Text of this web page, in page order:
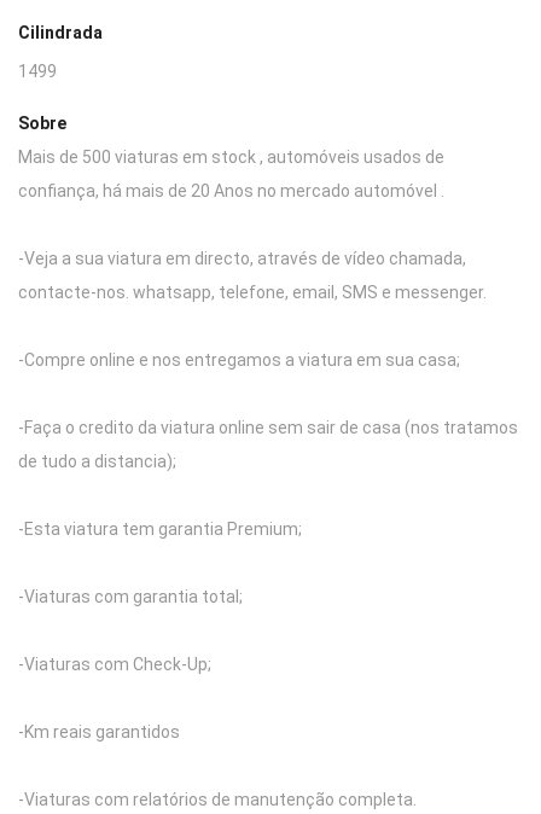
Cilindrada
1499
Sobre
Mais de 500 viaturas em stock , automóveis usados de
confiança, há mais de 20 Anos no mercado automóvel .
-Veja a sua viatura em directo, através de vídeo chamada,
contacte-nos. whatsapp, telefone, email, SMS e messenger.
-Compre online e nos entregamos a viatura em sua casa;
-Faça o credito da viatura online sem sair de casa (nos tratamos
de tudo a distancia);
-Esta viatura tem garantia Premium;
-Viaturas com garantia total;
-Viaturas com Check-Up;
-Km reais garantidos
-Viaturas com relatórios de manutenção completa.